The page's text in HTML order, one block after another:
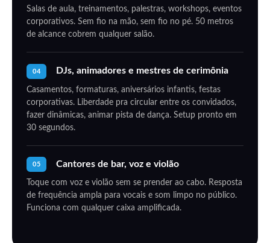
Salas de aula, treinamentos, palestras, workshops, eventos
corporativos. Sem fio na mão, sem fio no pé. 50 metros
de alcance cobrem qualquer salão.
04 DJs, animadores e mestres de cerimônia
Casamentos, formaturas, aniversários infantis, festas
corporativas. Liberdade pra circular entre os convidados,
fazer dinâmicas, animar pista de dança. Setup pronto em
30 segundos.
05 Cantores de bar, voz e violão
Toque com voz e violão sem se prender ao cabo. Resposta
de frequência ampla para vocais e som limpo no público.
Funciona com qualquer caixa amplificada.